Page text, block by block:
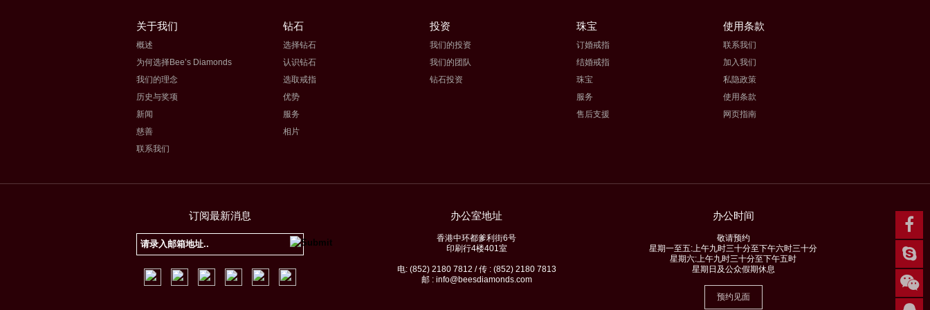
关于我们
概述
为何选择Bee’s Diamonds
我们的理念
历史与奖项
新闻
慈善
联系我们
钻石
选择钻石
认识钻石
选取戒指
优势
服务
相片
投资
我们的投资
我们的团队
钻石投资
珠宝
订婚戒指
结婚戒指
珠宝
服务
售后支援
使用条款
联系我们
加入我们
私隐政策
使用条款
网页指南
订阅最新消息 办公室地址
香港中环都爹利街6号
印刷行4楼401室
电: (852) 2180 7812 / 传 : (852) 2180 7813
邮 : info@beesdiamonds.com
办公时间
敬请预约
星期一至五:上午九时三十分至下午六时三十分
星期六:上午九时三十分至下午五时
星期日及公众假期休息
预约见面